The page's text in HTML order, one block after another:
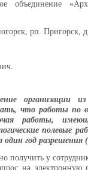
объединение
рп. Пригорск,
организации из
что работы по
работы,
полевые
один год
у
на электронную